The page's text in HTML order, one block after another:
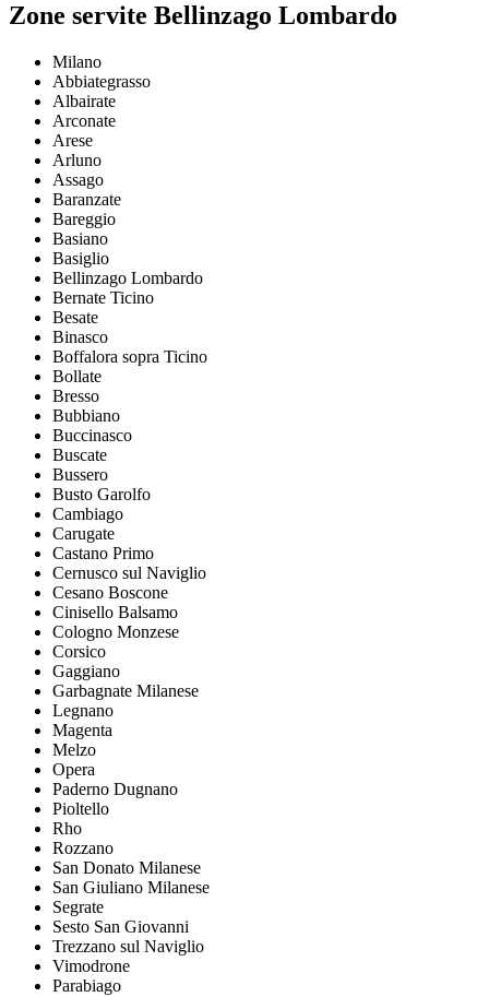
Zone servite Bellinzago Lombardo
Milano
Abbiategrasso
Albairate
Arconate
Arese
Arluno
Assago
Baranzate
Bareggio
Basiano
Basiglio
Bellinzago Lombardo
Bernate Ticino
Besate
Binasco
Boffalora sopra Ticino
Bollate
Bresso
Bubbiano
Buccinasco
Buscate
Bussero
Busto Garolfo
Cambiago
Carugate
Castano Primo
Cernusco sul Naviglio
Cesano Boscone
Cinisello Balsamo
Cologno Monzese
Corsico
Gaggiano
Garbagnate Milanese
Legnano
Magenta
Melzo
Opera
Paderno Dugnano
Pioltello
Rho
Rozzano
San Donato Milanese
San Giuliano Milanese
Segrate
Sesto San Giovanni
Trezzano sul Naviglio
Vimodrone
Parabiago